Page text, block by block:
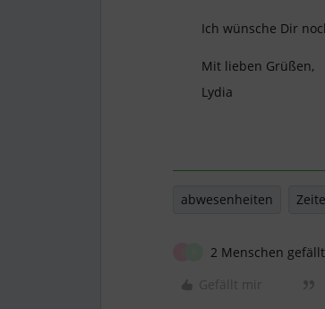
Ich wünsche Dir
Mit lieben Grüßen,
Lydia
abwesenheiten
2 Menschen
Gefällt mir